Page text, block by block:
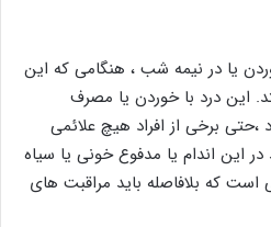
خوردن یا در نیمه شب ، هنگامی که این
این درد با خوردن یا مصرف
برخی از افراد هیچ علائمی
این اندام یا مدفوع خونی یا سیاه
است که بلافاصله باید مراقبت های